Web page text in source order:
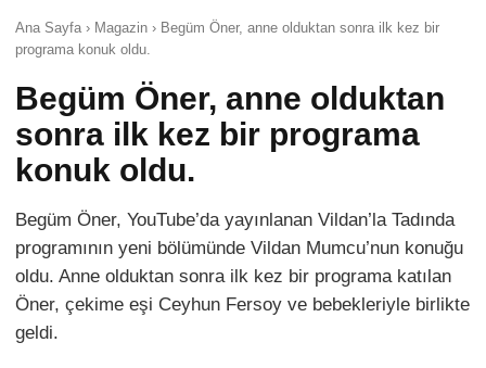
Ana Sayfa › Magazin › Begüm Öner, anne olduktan sonra ilk kez bir
programa konuk oldu.
Begüm Öner, anne olduktan
sonra ilk kez bir programa
konuk oldu.
Begüm Öner, YouTube’da yayınlanan Vildan’la Tadında
programının yeni bölümünde Vildan Mumcu’nun konuğu
oldu. Anne olduktan sonra ilk kez bir programa katılan
Öner, çekime eşi Ceyhun Fersoy ve bebekleriyle birlikte
geldi.